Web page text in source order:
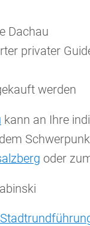
Dachau
privater
werden
kann an Ihre
oder